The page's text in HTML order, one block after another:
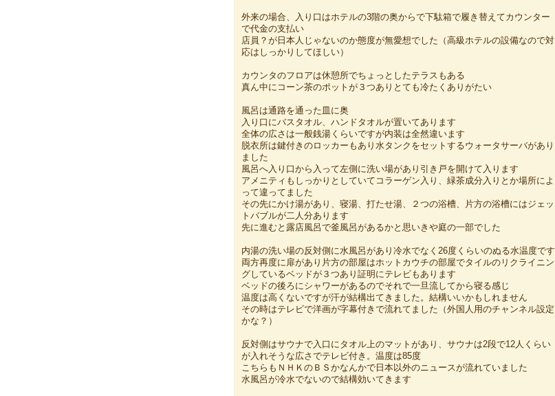
外来の場合、入り口はホテルの3階の奥からで下駄箱で履き替えてカウンター
で代金の支払い
店員？が日本人じゃないのか態度が無愛想でした（高級ホテルの設備なので対
応はしっかりしてほしい）
カウンタのフロアは休憩所でちょっとしたテラスもある
真ん中にコーン茶のポットが３つありとても冷たくありがたい
風呂は通路を通った皿に奥
入り口にバスタオル、ハンドタオルが置いてあります
全体の広さは一般銭湯くらいですが内装は全然違います
脱衣所は鍵付きのロッカーもあり水タンクをセットするウォータサーバがあり
ました
風呂へ入り口から入って左側に洗い場があり引き戸を開けて入ります
アメニティもしっかりとしていてコラーゲン入り、緑茶成分入りとか場所によ
って違ってました
その先にかけ湯があり、寝湯、打たせ湯、２つの浴槽、片方の浴槽にはジェッ
トバブルが二人分あります
先に進むと露店風呂で釜風呂があるかと思いきや庭の一部でした
内湯の洗い場の反対側に水風呂があり冷水でなく26度くらいのぬる水温度です
両方再度に扉があり片方の部屋はホットカウチの部屋でタイルのリクライニン
グしているベッドが３つあり証明にテレビもあります
ベッドの後ろにシャワーがあるのでそれで一旦流してから寝る感じ
温度は高くないですが汗が結構出てきました。結構いいかもしれません
その時はテレビで洋画が字幕付きで流れてました（外国人用のチャンネル設定
かな？）
反対側はサウナで入口にタオル上のマットがあり、サウナは2段で12人くらい
が入れそうな広さでテレビ付き。温度は85度
こちらもＮＨＫのＢＳかなんかで日本以外のニュースが流れていました
水風呂が冷水でないので結構効いてきます